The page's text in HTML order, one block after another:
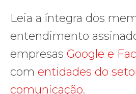
Leia a íntegra dos
entendimento
empresas Google e
com entidades do
comunicação.